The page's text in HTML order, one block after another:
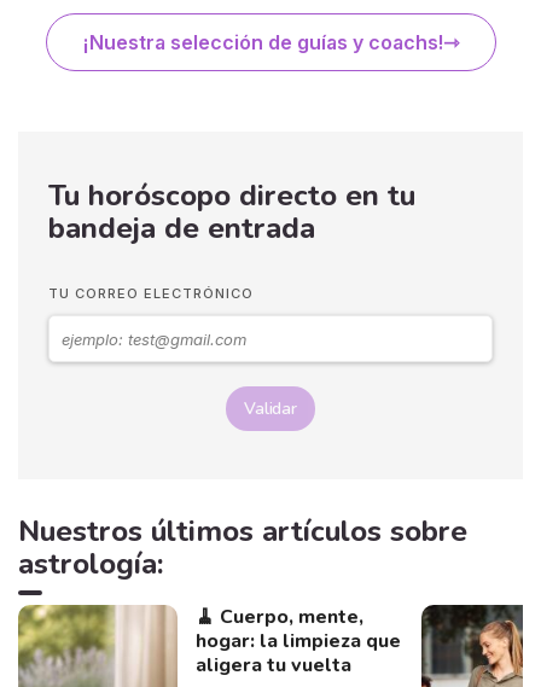
¡Nuestra selección de guías y coachs!
Tu horóscopo directo en tu
bandeja de entrada
TU CORREO ELECTRÓNICO
Validar
Nuestros últimos artículos sobre
astrología:
🧹 Cuerpo, mente,
hogar: la limpieza que
aligera tu vuelta